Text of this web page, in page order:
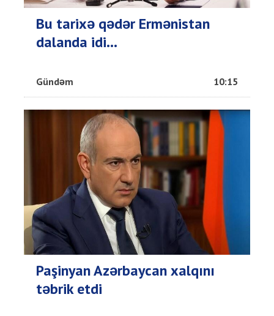
Bu tarixə qədər Ermənistan
dalanda idi...
Gündəm 10:15
Paşinyan Azərbaycan xalqını
təbrik etdi